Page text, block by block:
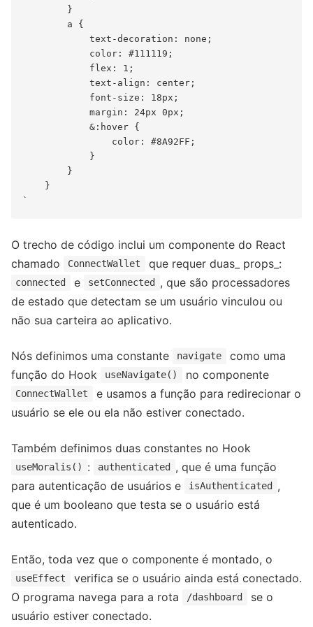
        }
        a {
            text-decoration: none;
            color: #111119;
            flex: 1;
            text-align: center;
            font-size: 18px;
            margin: 24px 0px;
            &:hover {
                color: #8A92FF;
            }
        }
    }
O trecho de código inclui um componente do React
chamado
ConnectWallet que requer duas_ props_:
connected e setConnected
, que são processadores
de estado que detectam se um usuário vinculou ou
não sua carteira ao aplicativo.
Nós definimos uma constante navigate
como uma
função do Hook
useNavigate() no componente
ConnectWallet
e usamos a função para redirecionar o
usuário se ele ou ela não estiver conectado.
Também definimos duas constantes no Hook
useMoralis() : authenticated
, que é uma função
para autenticação de usuários e
isAuthenticated
,
que é um booleano que testa se o usuário está
autenticado.
Então, toda vez que o componente é montado, o
useEffect
verifica se o usuário ainda está conectado.
O programa navega para a rota
/dashboard
se o
usuário estiver conectado.